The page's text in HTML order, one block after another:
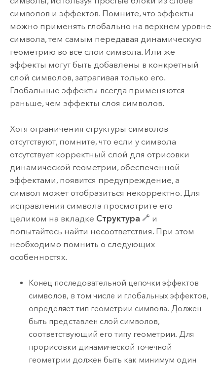
символов и эффектов. Помните, что эффекты
можно применять глобально на верхнем уровне
символа, тем самым передавая динамическую
геометрию во все слои символа. Или же
эффекты могут быть добавлены в конкретный
слой символов, затрагивая только его.
Глобальные эффекты всегда применяются
раньше, чем эффекты слоя символов.
Хотя ограничения структуры символов
отсутствуют, помните, что если у символа
отсутствует корректный слой для отрисовки
динамической геометрии, обеспеченной
эффектами, появится предупреждение, а
символ может отобразиться некорректно. Для
исправления символа просмотрите его
целиком на вкладке Структура
и
попытайтесь найти несоответствия. При этом
необходимо помнить о следующих
особенностях.
Конец последовательной цепочки эффектов
символов, в том числе и глобальных эффектов,
определяет тип геометрии символа. Должен
быть представлен слой символов,
соответствующий его типу геометрии. Для
прорисовки динамической точечной
геометрии должен быть как минимум один